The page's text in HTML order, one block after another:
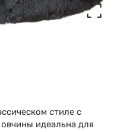
стиле с
идеальна для